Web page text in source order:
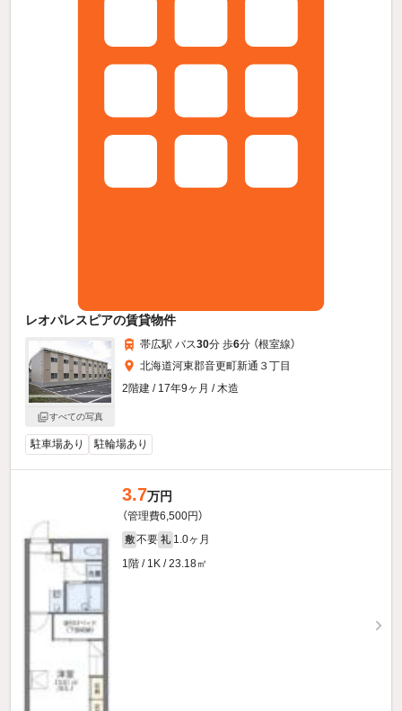
レオパレスピアの賃貸物件
すべての写真
帯広駅 バス30分 歩6分 （根室線）
北海道河東郡音更町新通３丁目
2階建 / 17年9ヶ月 / 木造
駐車場あり 駐輪場あり
3.7万円
（管理費6,500円）
敷 不要 礼 1.0ヶ月
1階 / 1K / 23.18㎡